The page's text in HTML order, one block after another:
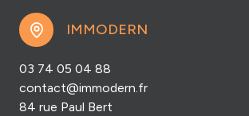
IMMODERN
03 74 05 04 88
contact@immodern.fr
84 rue Paul Bert